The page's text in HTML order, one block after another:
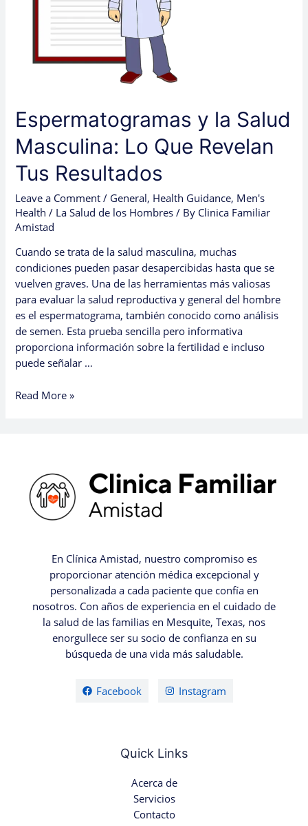
Espermatogramas y la Salud
Masculina: Lo Que Revelan
Tus Resultados
Leave a Comment / General, Health Guidance, Men's
Health / La Salud de los Hombres / By Clinica Familiar
Amistad
Cuando se trata de la salud masculina, muchas
condiciones pueden pasar desapercibidas hasta que se
vuelven graves. Una de las herramientas más valiosas
para evaluar la salud reproductiva y general del hombre
es el espermatograma, también conocido como análisis
de semen. Esta prueba sencilla pero informativa
proporciona información sobre la fertilidad e incluso
puede señalar …
Revelan
Resultados
Read More »
En Clínica Amistad, nuestro compromiso es
proporcionar atención médica excepcional y
personalizada a cada paciente que confía en
nosotros. Con años de experiencia en el cuidado de
la salud de las familias en Mesquite, Texas, nos
enorgullece ser su socio de confianza en su
búsqueda de una vida más saludable.
Facebook Instagram
Quick Links
Acerca de
Servicios
Contacto